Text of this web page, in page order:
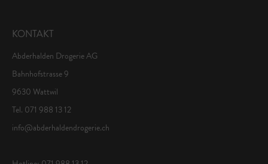
KONTAKT
Abderhalden Drogerie AG
Bahnhofstrasse 9
9630 Wattwil
Tel. 071 988 13 12
info@abderhaldendrogerie.ch